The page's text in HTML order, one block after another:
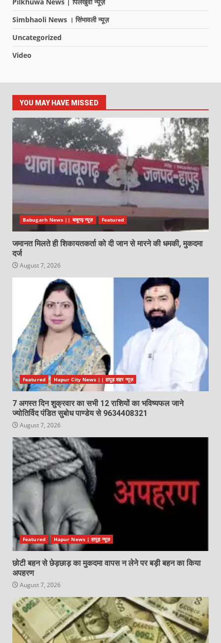
Simbhaoli News । सिंभावली न्यूज़
Uncategorized
Video
YOU MAY HAVE MISSED
Babugarh News || बाबूगढ़ न्यूज़ Featured
जमानत मिलते ही शिकायतकर्ता को दी जान से मारने की धमकी, मुकदमा
दर्ज
August 7, 2026
Featured Hapur City News || हापुड़ शहर न्यूज़
7 अगस्त दिन शुक्रवार का सभी 12 राशियों का भविष्यफल जाने
ज्योतिर्विद पंडित सुबोध पाण्डेय से 9634408321
August 7, 2026
Featured Hapur News | हापुड़ न्यूज़
छोटी बहन से छेड़छाड़ का मुकदमा वापस न लेने पर बड़ी बहन का किया
अपहरण
August 7, 2026